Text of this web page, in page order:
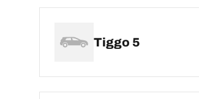
Tiggo 5